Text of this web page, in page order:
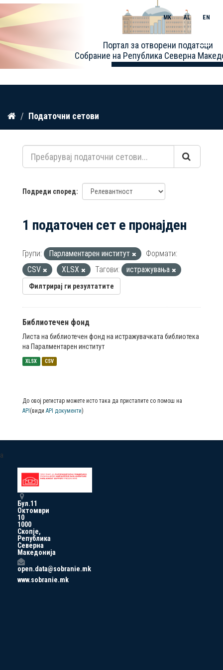
Прескокнете
содржина
Портал за отворени податоци
Собрание на Република Северна
MK AL EN
Toggle
Податочни сетови
Подреди според
1 податочен сет е пронајден
Групи: Парламентарен институт
Формати:
CSV
XLSX Тагови: истражувања
Филтрирај ги резултатите
Библиотечен фонд
Листа на библиотечен фонд на истражувачката библиотека
на Паралментарен институт
XLSX CSV
До овој регистар можете исто така да пристапите со помош на
API (види API документи)
a
Бул.11
Октомври
10
1000
Скопје,
Република
Северна
Македонија
open.data@sobranie.mk
www.sobranie.mk